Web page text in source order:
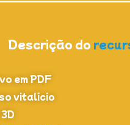
Descrição do
em PDF
vitalício